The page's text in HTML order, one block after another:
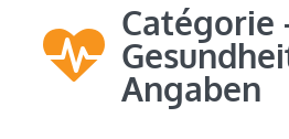
Catégorie
Angaben